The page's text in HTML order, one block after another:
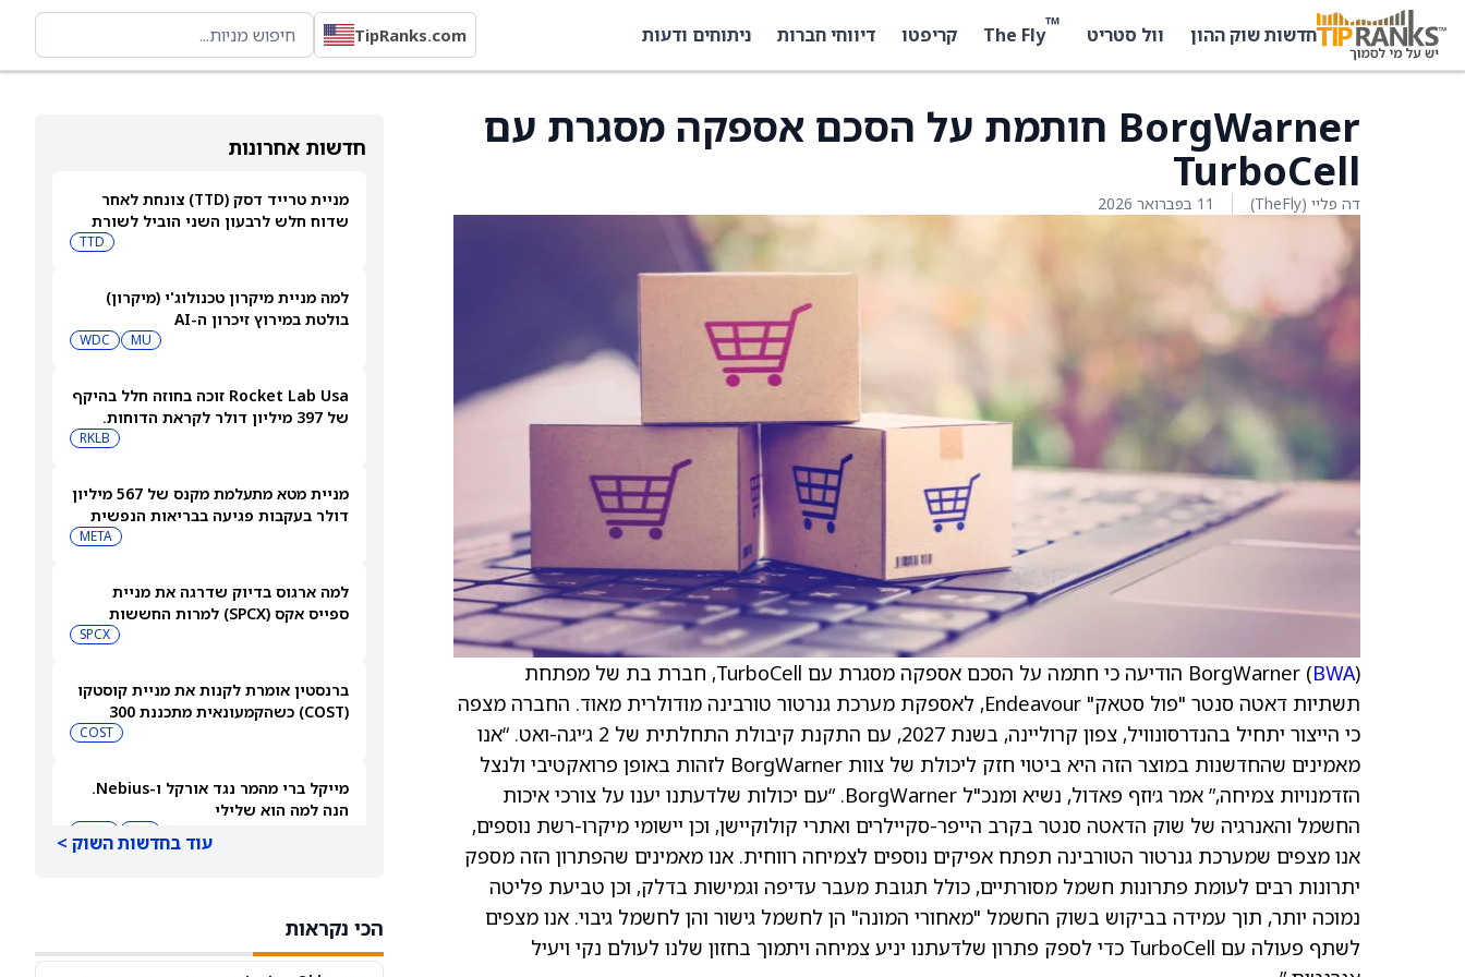
חדשות שוק ההון וול סטריט ™
The Fly קריפטו דיווחי חברות ניתוחים ודעות TipRanks.com
חדשות אחרונות
מניית טרייד דסק (TTD) צונחת לאחר
שדוח חלש לרבעון השני הוביל לשורת
TTD
למה מניית מיקרון טכנולוג'י (מיקרון)
בולטת במירוץ זיכרון ה-AI
MU
WDC
Rocket Lab Usa זוכה בחוזה חלל בהיקף
של 397 מיליון דולר לקראת הדוחות.
האם מכירות גדולות יספיקו כדי להגיעRKLB
מניית מטא מתעלמת מקנס של 567 מיליון
דולר בעקבות פגיעה בבריאות הנפשית
META
למה ארגוס בדיוק שדרגה את מניית
ספייס אקס (SPCX) למרות החששות
SPCX
ברנסטין אומרת לקנות את מניית קוסטקו
(COST) כשהקמעונאית מתכננת 300
COST
מייקל ברי מהמר נגד אורקל ו-Nebius.
הנה למה הוא שלילי
התפרצות מחלה שמקורה במזון
עוד בחדשות השוק >
הכי נקראות
BorgWarner חותמת על הסכם אספקה מסגרת עם
TurboCell
דה פליי (TheFly) 11 בפברואר 2026
BorgWarner (BWA
) הודיעה כי חתמה על הסכם אספקה מסגרת עם TurboCell, חברת בת של מפתחת
תשתיות דאטה סנטר "פול סטאק" Endeavour, לאספקת מערכת גנרטור טורבינה מודולרית מאוד. החברה מצפה
כי הייצור יתחיל בהנדרסונוויל, צפון קרוליינה, בשנת 2027, עם התקנת קיבולת התחלתית של 2 ג׳יגה-ואט. “אנו
מאמינים שהחדשנות במוצר הזה היא ביטוי חזק ליכולת של צוות BorgWarner לזהות באופן פרואקטיבי ולנצל
הזדמנויות צמיחה,” אמר ג׳וזף פאדול, נשיא ומנכ"ל BorgWarner. “עם יכולות שלדעתנו יענו על צורכי איכות
החשמל והאנרגיה של שוק הדאטה סנטר בקרב הייפר-סקיילרים ואתרי קולוקיישן, וכן יישומי מיקרו-רשת נוספים,
אנו מצפים שמערכת גנרטור הטורבינה תפתח אפיקים נוספים לצמיחה רווחית. אנו מאמינים שהפתרון הזה מספק
יתרונות רבים לעומת פתרונות חשמל מסורתיים, כולל תגובת מעבר עדיפה וגמישות בדלק, וכן טביעת פליטה
נמוכה יותר, תוך עמידה בביקוש בשוק החשמל "מאחורי המונה" הן לחשמל גישור והן לחשמל גיבוי. אנו מצפים
לשתף פעולה עם TurboCell כדי לספק פתרון שלדעתנו יניע צמיחה ויתמוך בחזון שלנו לעולם נקי ויעיל